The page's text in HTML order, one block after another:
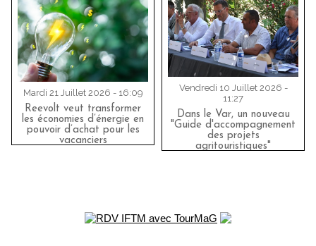
Mardi 21 Juillet 2026 - 16:09
Reevolt veut transformer
les économies d’énergie en
pouvoir d’achat pour les
vacanciers
Vendredi 10 Juillet 2026 -
11:27
Dans le Var, un nouveau
"Guide d'accompagnement
des projets
agritouristiques"